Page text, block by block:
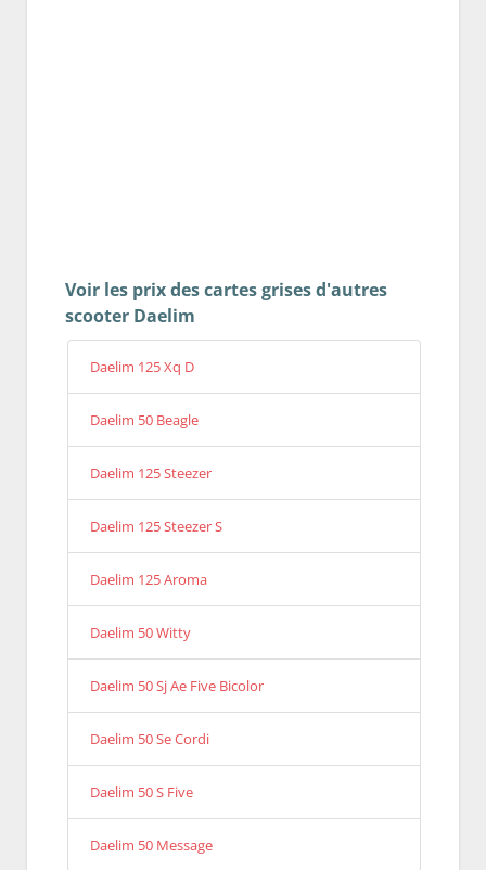
Voir les prix des cartes grises d'autres
scooter Daelim
Daelim 125 Xq D
Daelim 50 Beagle
Daelim 125 Steezer
Daelim 125 Steezer S
Daelim 125 Aroma
Daelim 50 Witty
Daelim 50 Sj Ae Five Bicolor
Daelim 50 Se Cordi
Daelim 50 S Five
Daelim 50 Message